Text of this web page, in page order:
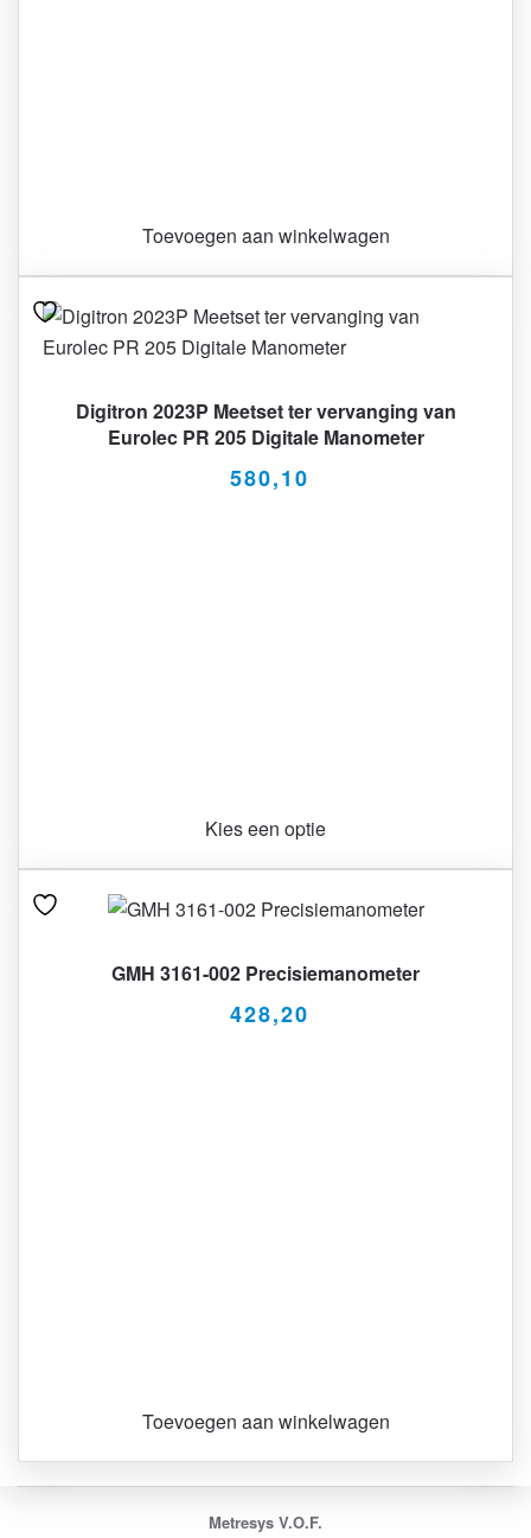
Toevoegen aan winkelwagen
Digitron 2023P Meetset ter vervanging van
Eurolec PR 205 Digitale Manometer
580,10
Kies een optie
GMH 3161-002 Precisiemanometer
428,20
Toevoegen aan winkelwagen
Metresys V.O.F.